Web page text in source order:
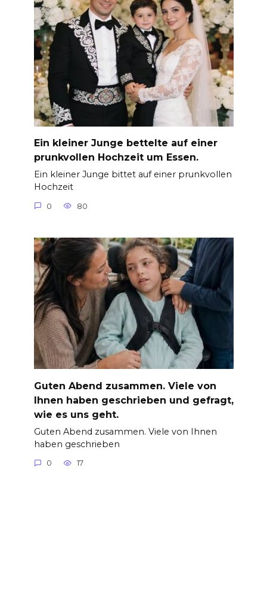
Ein kleiner Junge bettelte auf einer
prunkvollen Hochzeit um Essen.
Ein kleiner Junge bittet auf einer prunkvollen
Hochzeit
0 80
Guten Abend zusammen. Viele von
Ihnen haben geschrieben und gefragt,
wie es uns geht.
Guten Abend zusammen. Viele von Ihnen
haben geschrieben
0 17